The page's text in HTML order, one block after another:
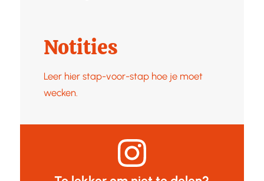
Notities
Leer hier stap-voor-stap hoe je moet
wecken.